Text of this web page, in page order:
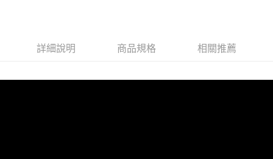
「AFTEE先享後付」，若未經同意申辦者引起之損失，本公司不負相關責
時審查核予不同之上限額度；若仍有額度不足之情形，本公司將視審查結果
郵局
詳細說明 商品規格 相關推薦